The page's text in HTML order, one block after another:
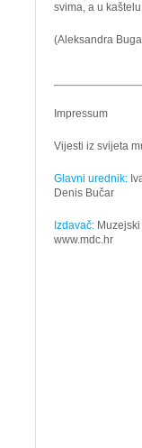
svima, a u
(Aleksandra
Impressum
Vijesti iz svijeta
Glavni urednik:
Denis Bučar
Izdavač:
www.mdc.hr